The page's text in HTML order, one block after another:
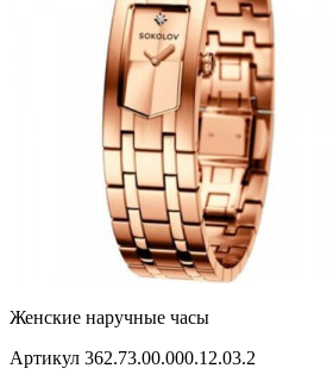
Женские наручные часы
Артикул 362.73.00.000.12.03.2